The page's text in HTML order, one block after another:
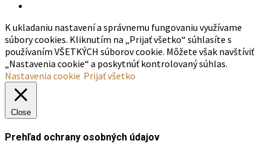
K ukladaniu nastavení a správnemu fungovaniu využívame
súbory cookies. Kliknutím na „Prijať všetko“ súhlasíte s
používaním VŠETKÝCH súborov cookie. Môžete však navštíviť
„Nastavenia cookie“ a poskytnúť kontrolovaný súhlas.
Nastavenia cookie Prijať všetko
Close
Prehľad ochrany osobných údajov